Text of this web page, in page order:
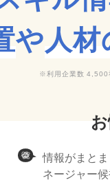
や人
利用企業数
情報がまと
ネージャー